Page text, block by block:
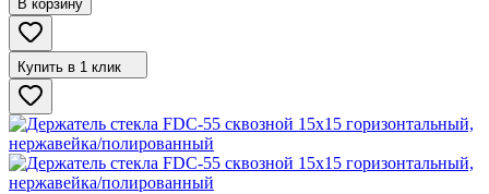
В корзину
Купить в 1 клик